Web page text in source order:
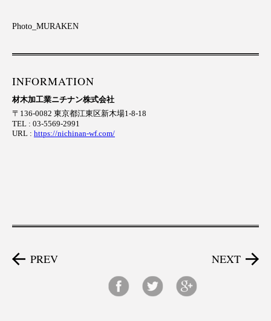
Photo_MURAKEN
INFORMATION
材木加工業ニチナン株式会社
〒136-0082 東京都江東区新木場1-8-18
TEL : 03-5569-2991
URL : https://nichinan-wf.com/
PREV NEXT